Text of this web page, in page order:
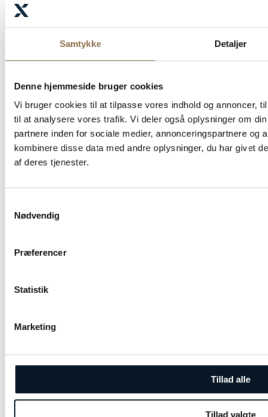
Samtykke Detaljer
Denne hjemmeside bruger cookies
Vi bruger cookies til at tilpasse vores indhold og annoncer,
til at analysere vores trafik. Vi deler også oplysninger om
partnere inden for sociale medier, annonceringspartnere og
kombinere disse data med andre oplysninger, du har givet
af deres tjenester.
Nødvendig
Præferencer
Statistik
Marketing
Tillad alle
Tillad valgte